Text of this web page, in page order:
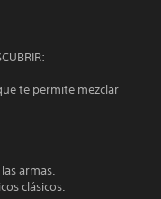
te permite mezclar
armas.
clásicos.